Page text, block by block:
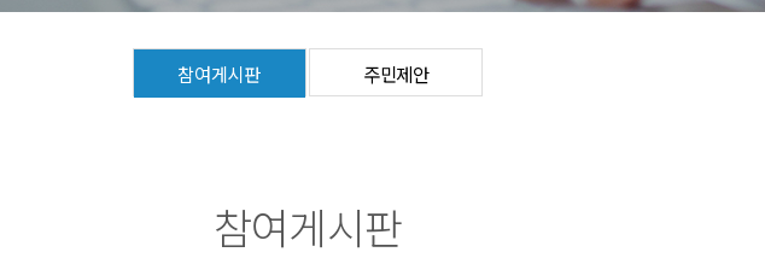
참여게시판 주민제안
참여게시판